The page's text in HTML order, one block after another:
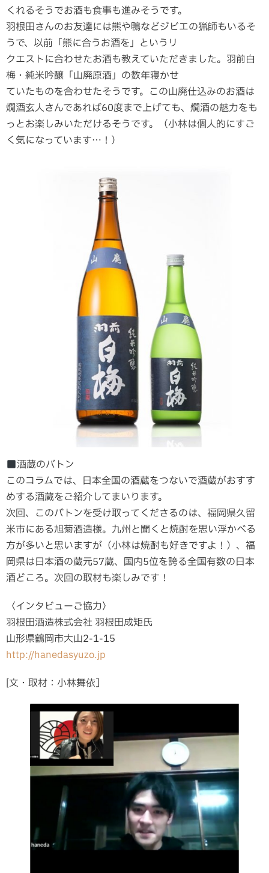
くれるそうでお酒も食事も進みそうです。
羽根田さんのお友達には熊や鴨などジビエの猟師もいるそ
うで、以前「熊に合うお酒を」というリ
クエストに合わせたお酒も教えていただきました。羽前白
梅・純米吟醸「山廃原酒」の数年寝かせ
ていたものを合わせたそうです。この山廃仕込みのお酒は
燗酒玄人さんであれば60度まで上げても、燗酒の魅力をも
っとお楽しみいただけるそうです。（小林は個人的にすご
く気になっています…！）
酒蔵のバトン
このコラムでは、日本全国の酒蔵をつないで酒蔵がおすす
めする酒蔵をご紹介してまいります。
次回、このバトンを受け取ってくださるのは、福岡県久留
米市にある旭菊酒造様。九州と聞くと焼酎を思い浮かべる
方が多いと思いますが（小林は焼酎も好きですよ！）、福
岡県は日本酒の蔵元57蔵、国内5位を誇る全国有数の日本
酒どころ。次回の取材も楽しみです！
〈インタビューご協力〉
羽根田酒造株式会社 羽根田成矩氏
山形県鶴岡市大山2-1-15
http://hanedasyuzo.jp
[文・取材：小林舞依］